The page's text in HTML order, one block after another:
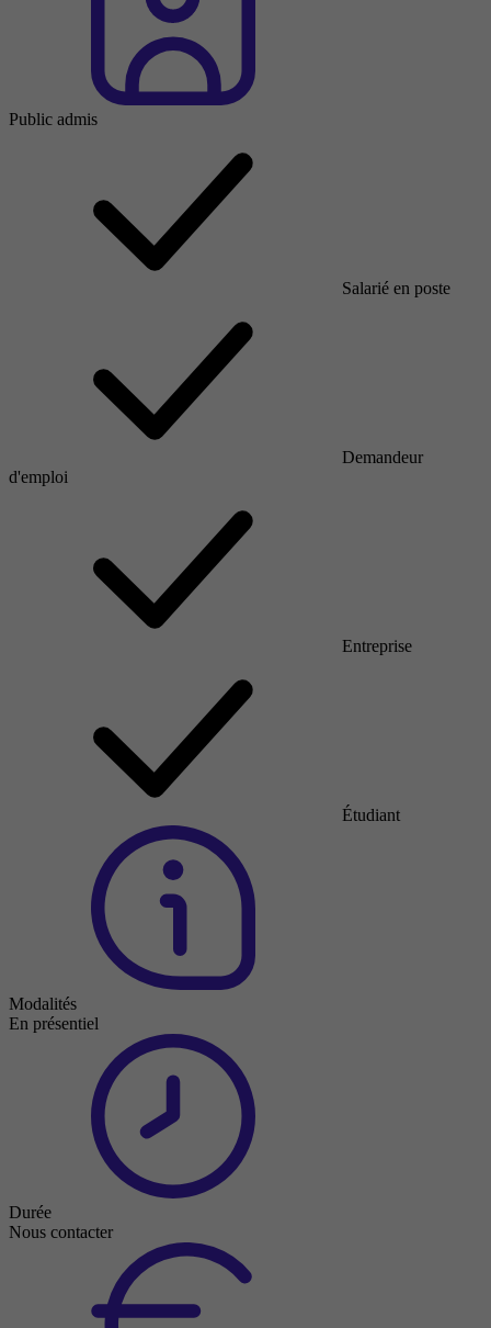
Public admis
Salarié en poste
Demandeur
d'emploi
Entreprise
Étudiant
Modalités
En présentiel
Durée
Nous contacter